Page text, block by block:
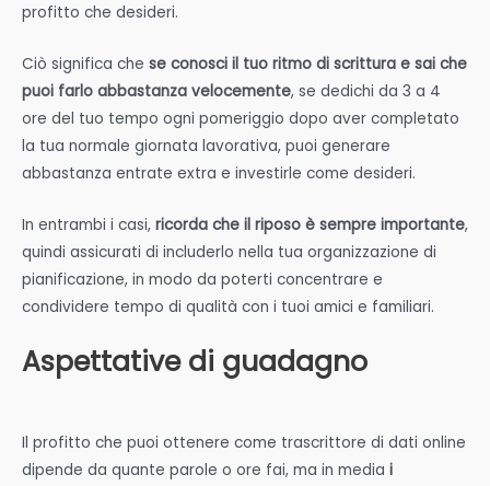
profitto che desideri.
Ciò significa che se conosci il tuo ritmo di scrittura e sai che
puoi farlo abbastanza velocemente, se dedichi da 3 a 4
ore del tuo tempo ogni pomeriggio dopo aver completato
la tua normale giornata lavorativa, puoi generare
abbastanza entrate extra e investirle come desideri.
In entrambi i casi, ricorda che il riposo è sempre importante,
quindi assicurati di includerlo nella tua organizzazione di
pianificazione, in modo da poterti concentrare e
condividere tempo di qualità con i tuoi amici e familiari.
Aspettative di guadagno
Il profitto che puoi ottenere come trascrittore di dati online
dipende da quante parole o ore fai, ma in media i